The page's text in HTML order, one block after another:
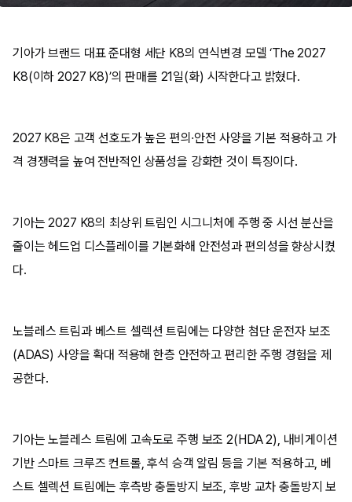
기아가 브랜드 대표 준대형 세단 K8의 연식변경 모델 ‘The 2027
K8(이하 2027 K8)’의 판매를 21일(화) 시작한다고 밝혔다.
2027 K8은 고객 선호도가 높은 편의·안전 사양을 기본 적용하고 가
격 경쟁력을 높여 전반적인 상품성을 강화한 것이 특징이다.
기아는 2027 K8의 최상위 트림인 시그니처에 주행 중 시선 분산을
줄이는 헤드업 디스플레이를 기본화해 안전성과 편의성을 향상시켰
다.
노블레스 트림과 베스트 셀렉션 트림에는 다양한 첨단 운전자 보조
(ADAS) 사양을 확대 적용해 한층 안전하고 편리한 주행 경험을 제
공한다.
기아는 노블레스 트림에 고속도로 주행 보조 2(HDA 2), 내비게이션
기반 스마트 크루즈 컨트롤, 후석 승객 알림 등을 기본 적용하고, 베
스트 셀렉션 트림에는 후측방 충돌방지 보조, 후방 교차 충돌방지 보